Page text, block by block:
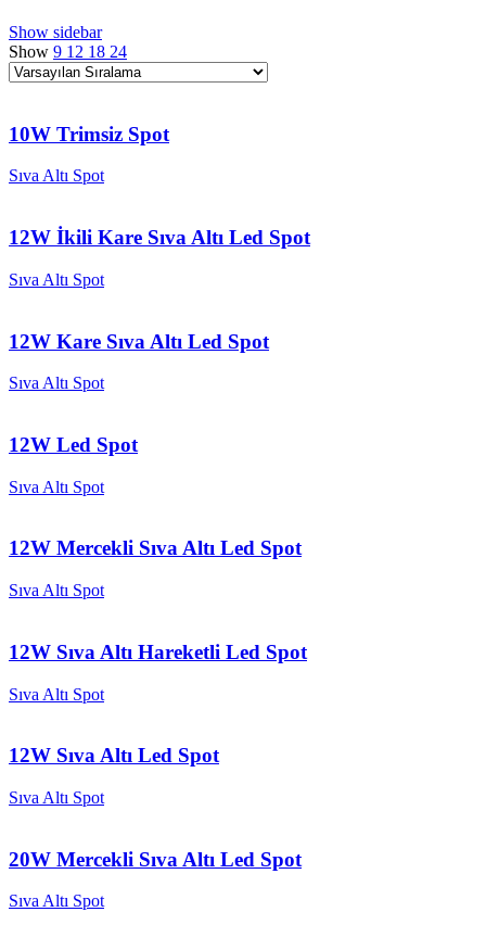
Show sidebar
Show 9 12 18 24
10W Trimsiz Spot
Sıva Altı Spot
12W İkili Kare Sıva Altı Led Spot
Sıva Altı Spot
12W Kare Sıva Altı Led Spot
Sıva Altı Spot
12W Led Spot
Sıva Altı Spot
12W Mercekli Sıva Altı Led Spot
Sıva Altı Spot
12W Sıva Altı Hareketli Led Spot
Sıva Altı Spot
12W Sıva Altı Led Spot
Sıva Altı Spot
20W Mercekli Sıva Altı Led Spot
Sıva Altı Spot